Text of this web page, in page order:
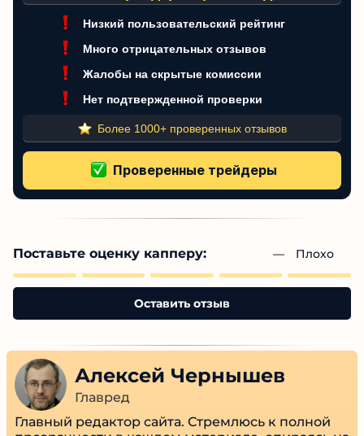
Алексей Чернышев
Главред
Главный редактор сайта. Стремлюсь к полной
прозрачности в каждом материале, опираясь